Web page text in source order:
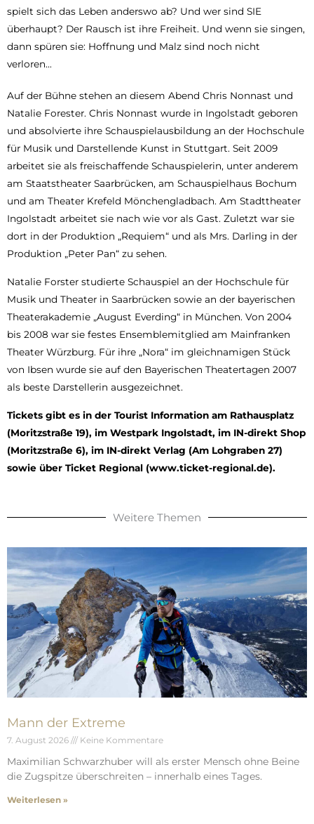
spielt sich das Leben anderswo ab? Und wer sind SIE
überhaupt? Der Rausch ist ihre Freiheit. Und wenn sie singen,
dann spüren sie: Hoffnung und Malz sind noch nicht
verloren…
Auf der Bühne stehen an diesem Abend Chris Nonnast und
Natalie Forester. Chris Nonnast wurde in Ingolstadt geboren
und absolvierte ihre Schauspielausbildung an der Hochschule
für Musik und Darstellende Kunst in Stuttgart. Seit 2009
arbeitet sie als freischaffende Schauspielerin, unter anderem
am Staatstheater Saarbrücken, am Schauspielhaus Bochum
und am Theater Krefeld Mönchengladbach. Am Stadttheater
Ingolstadt arbeitet sie nach wie vor als Gast. Zuletzt war sie
dort in der Produktion „Requiem“ und als Mrs. Darling in der
Produktion „Peter Pan“ zu sehen.
Natalie Forster studierte Schauspiel an der Hochschule für
Musik und Theater in Saarbrücken sowie an der bayerischen
Theaterakademie „August Everding“ in München. Von 2004
bis 2008 war sie festes Ensemblemitglied am Mainfranken
Theater Würzburg. Für ihre „Nora“ im gleichnamigen Stück
von Ibsen wurde sie auf den Bayerischen Theatertagen 2007
als beste Darstellerin ausgezeichnet.
Tickets gibt es in der Tourist Information am Rathausplatz
(Moritzstraße 19), im Westpark Ingolstadt, im IN-direkt Shop
(Moritzstraße 6), im IN-direkt Verlag (Am Lohgraben 27)
sowie über Ticket Regional (www.ticket-regional.de).
Weitere Themen
Mann der Extreme
7. August 2026 Keine Kommentare
Maximilian Schwarzhuber will als erster Mensch ohne Beine
die Zugspitze überschreiten – innerhalb eines Tages.
Weiterlesen »